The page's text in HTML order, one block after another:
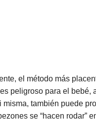
el método más
peligroso para el bebé,
también puede
se “hacen rodar”